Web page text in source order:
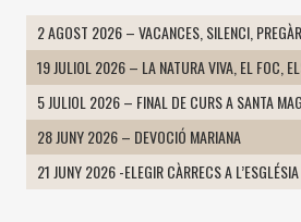
2 AGOST 2026 – VACANCES, SILENCI,
19 JULIOL 2026 – LA NATURA VIVA, EL FOC,
5 JULIOL 2026 – FINAL DE CURS A SANTA
28 JUNY 2026 – DEVOCIÓ MARIANA
21 JUNY 2026 -ELEGIR CÀRRECS A L’ESGLÉSIA